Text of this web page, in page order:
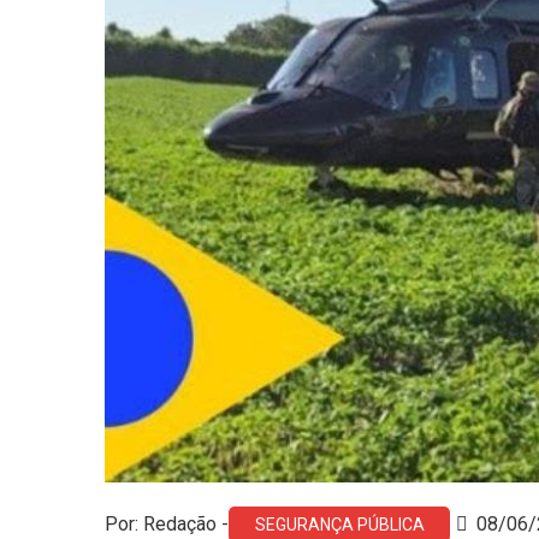
Por: Redação - SEGURANÇA PÚBLICA 08/06/